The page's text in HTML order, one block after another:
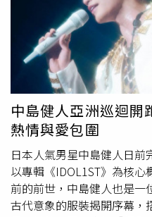
與AI分析的優勢，協助企業
握消費趨勢，作為下半年
創下一波成長商機。
生學習情形、診斷較薄弱的
「e度」，透過對話式引導
學生釐清觀念及加強練習
未使用「因材網」的學生
習的學生，國語文測驗通
35%提升至58%、數學則
提升。國發會指出，在醫療
總統「健康臺灣」理念，政
護體系，因應高齡化及照
顧、健康監測、遠距醫療及
提升醫療服務效率與照護
境。透過「大南方AI智慧健
中島健人亞洲巡迴
熱情與愛包圍
日本人氣男星中島健人日
以專輯《IDOL1ST》為核
前的前世，中島健人也是
古代意象的服裝揭開序幕，